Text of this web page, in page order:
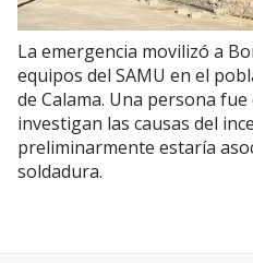
La emergencia movilizó a
equipos del SAMU en el
de Calama. Una persona
investigan las causas del
preliminarmente estaría
soldadura.